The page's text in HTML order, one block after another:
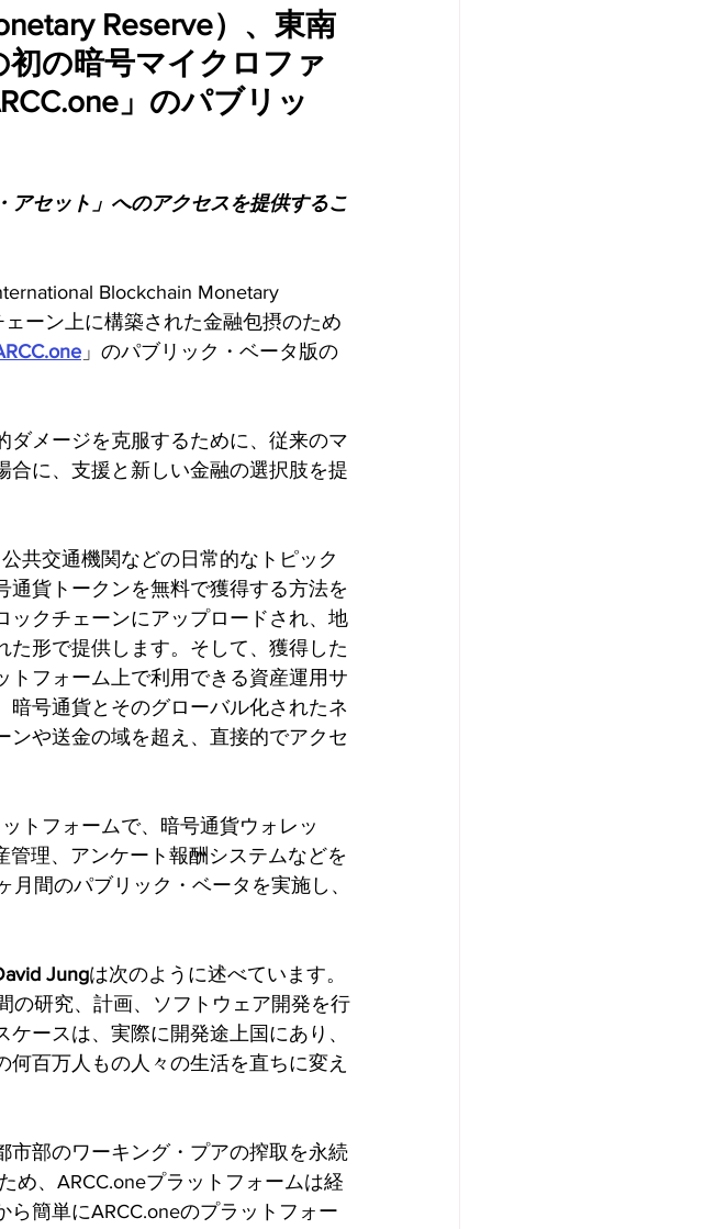
Reserve）、東南
の暗号マイクロファ
」のパブリッ
セット」へのアクセスを提供するこ
Blockchain Monetary
ーン上に構築された金融包摂のため
」のパブリック・ベータ版の
ダメージを克服するために、従来のマ
合に、支援と新しい金融の選択肢を提
共交通機関などの日常的なトピック
通貨トークンを無料で獲得する方法を
ックチェーンにアップロードされ、地
形で提供します。そして、獲得した
トフォーム上で利用できる資産運用サ
号通貨とそのグローバル化されたネ
ンや送金の域を超え、直接的でアクセ
トフォームで、暗号通貨ウォレッ
管理、アンケート報酬システムなどを
間のパブリック・ベータを実施し、
Jungは次のように述べています。
の研究、計画、ソフトウェア開発を行
ースは、実際に開発途上国にあり、
百万人もの人々の生活を直ちに変え
市部のワーキング・プアの搾取を永続
め、ARCC.oneプラットフォームは経
簡単にARCC.oneのプラットフォー